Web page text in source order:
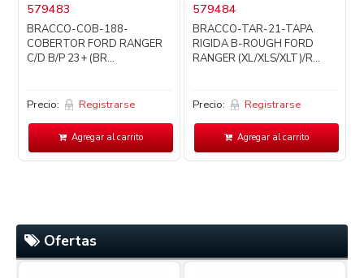
579483
BRACCO-COB-188-
COBERTOR FORD RANGER
C/D B/P 23+ (BR...
Precio: Registrarse
Agregar al carrito
579484
BRACCO-TAR-21-TAPA
RIGIDA B-ROUGH FORD
RANGER (XL/XLS/XLT)/R...
Precio: Registrarse
Agregar al carrito
Ofertas